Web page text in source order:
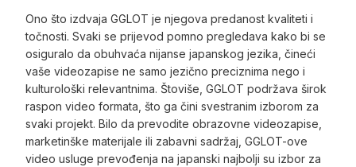
Ono što izdvaja GGLOT je njegova predanost kvaliteti i
točnosti. Svaki se prijevod pomno pregledava kako bi se
osiguralo da obuhvaća nijanse japanskog jezika, čineći
vaše videozapise ne samo jezično preciznima nego i
kulturološki relevantnima. Štoviše, GGLOT podržava širok
raspon video formata, što ga čini svestranim izborom za
svaki projekt. Bilo da prevodite obrazovne videozapise,
marketinške materijale ili zabavni sadržaj, GGLOT-ove
video usluge prevođenja na japanski najbolji su izbor za